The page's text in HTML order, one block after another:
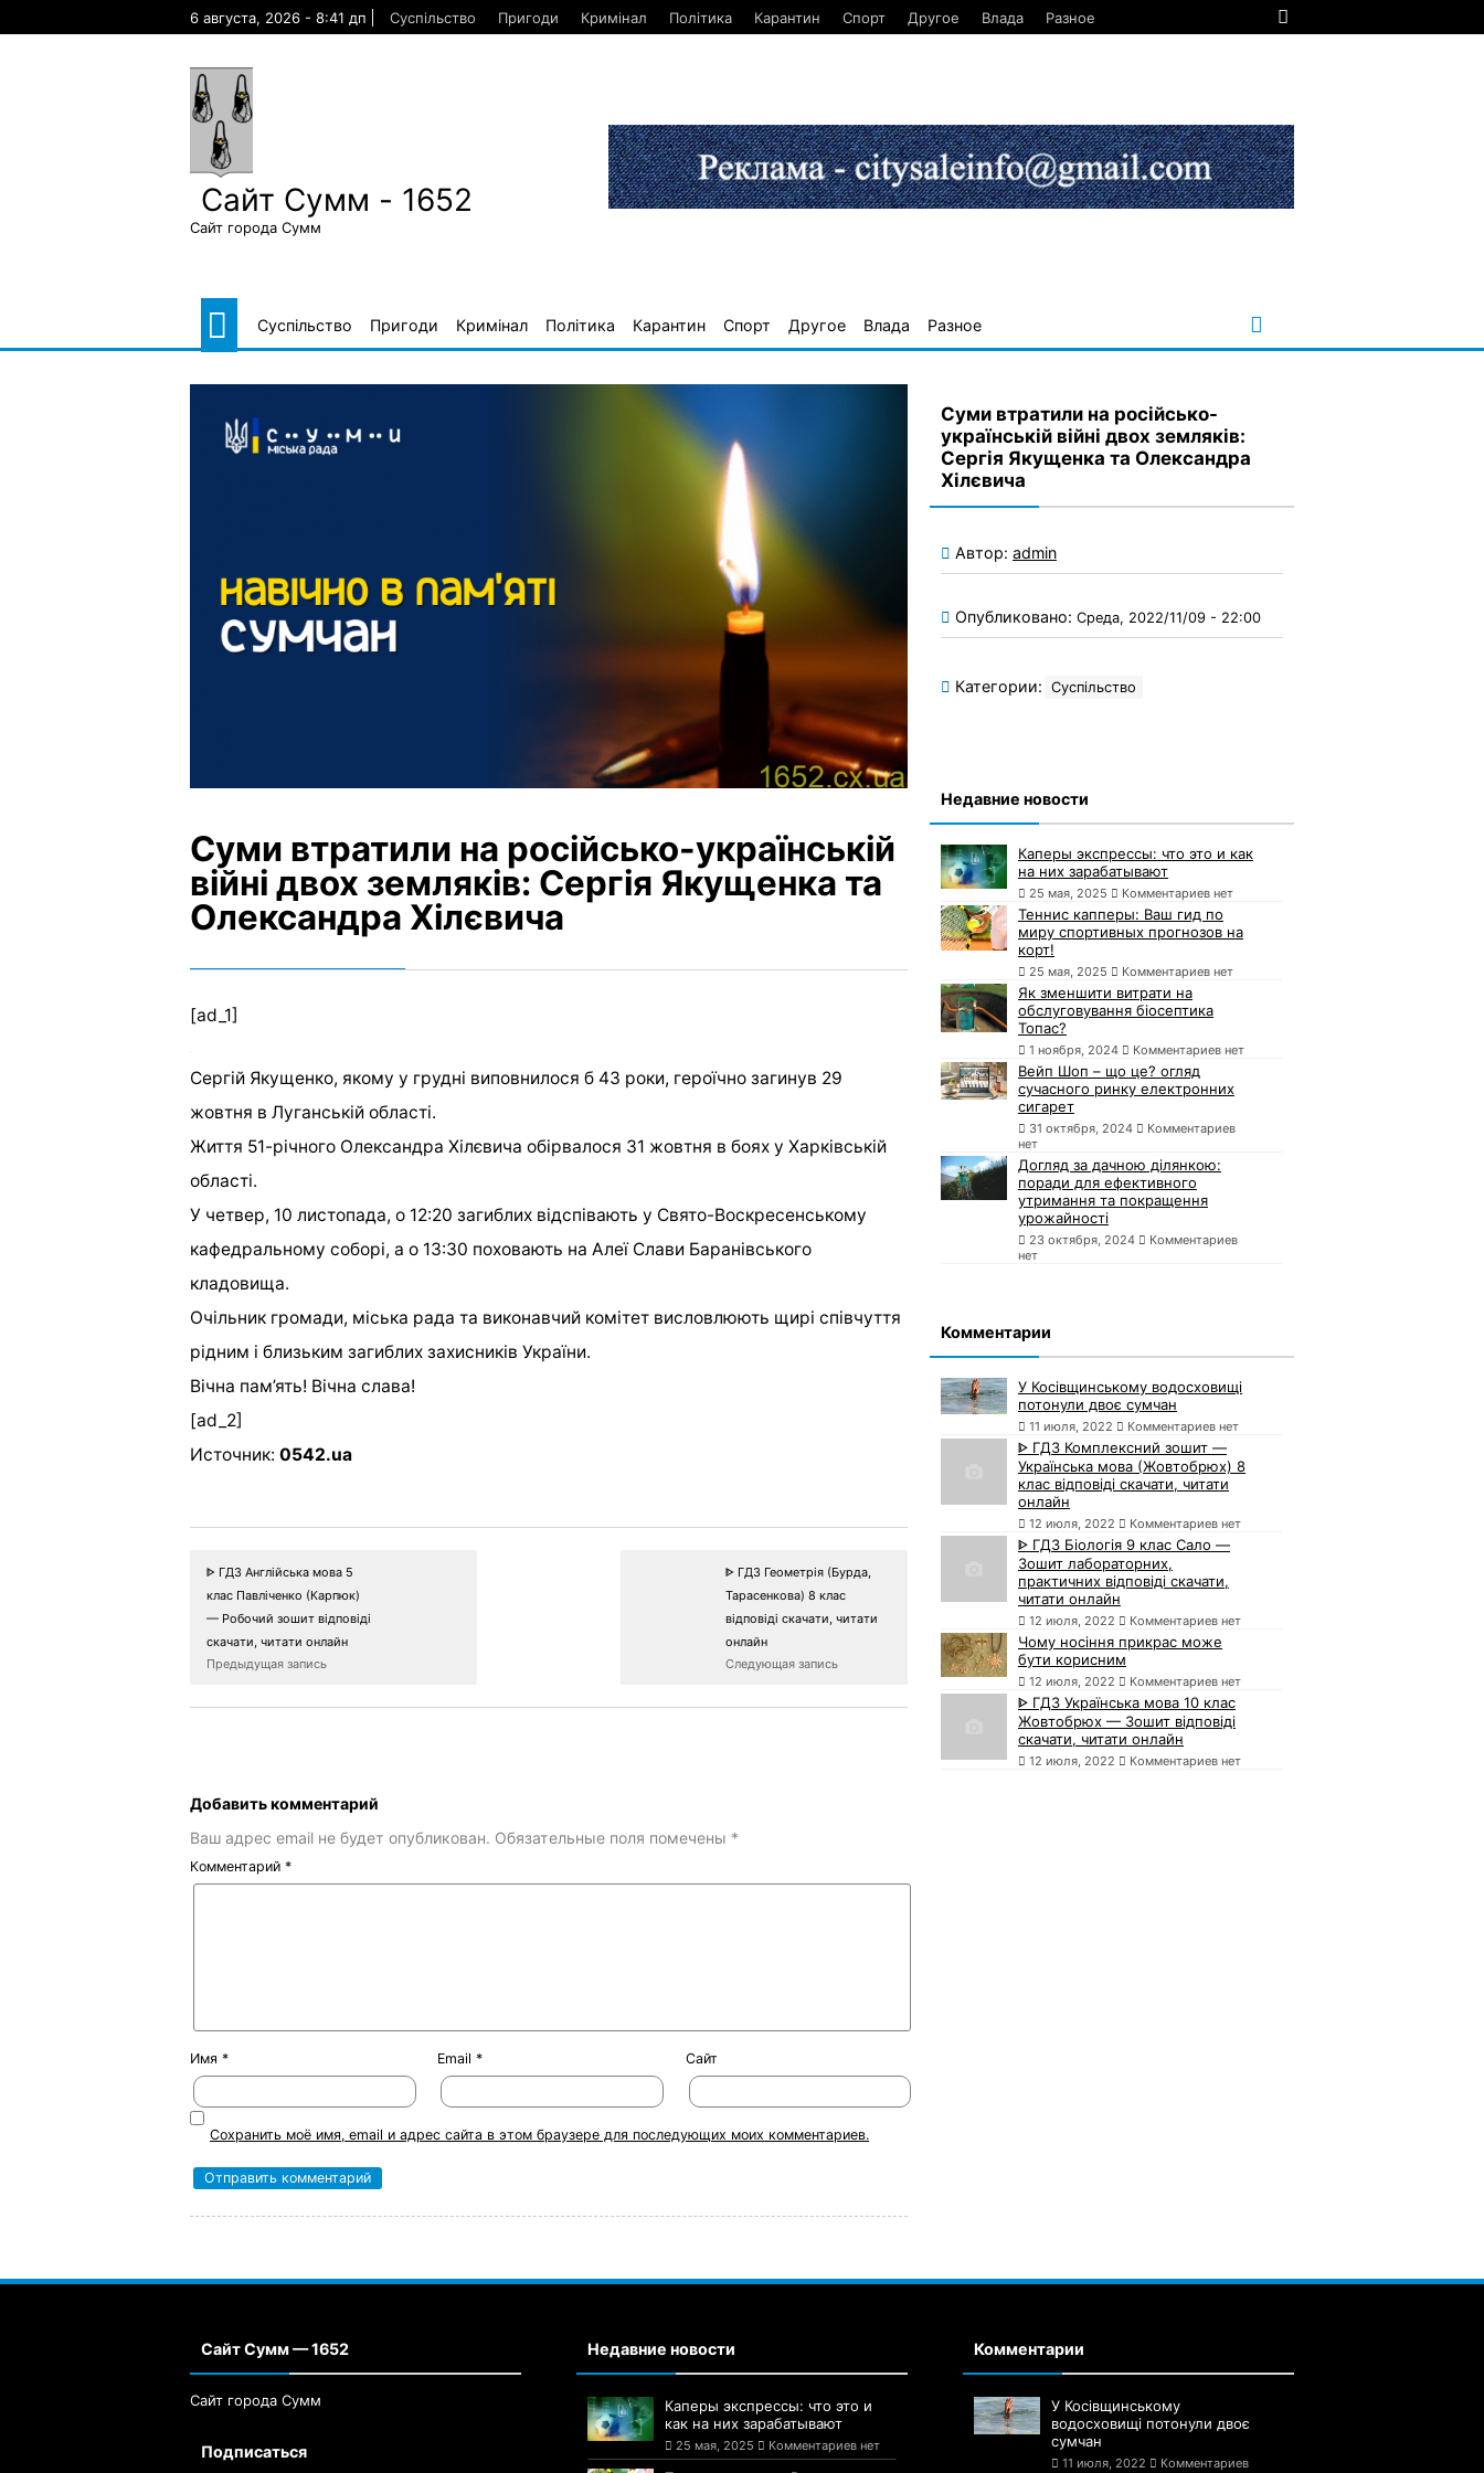
6 августа, 2026 - 8:41 дп Суспільство Пригоди Кримінал Політика Карантин Спорт Другое Влада Разное
Сайт Сумм - 1652
Сайт города Сумм
Суспільство Пригоди Кримінал Політика Карантин Спорт Другое Влада Разное
Суми втратили на російсько-українській
війні двох земляків: Сергія Якущенка та
Олександра Хілєвича
[ad_1]
Сергій Якущенко, якому у грудні виповнилося б 43 роки, героїчно загинув 29
жовтня в Луганській області.
Життя 51-річного Олександра Хілєвича обірвалося 31 жовтня в боях у Харківській
області.
У четвер, 10 листопада, о 12:20 загиблих відспівають у Свято-Воскресенському
кафедральному соборі, а о 13:30 поховають на Алеї Слави Баранівського
кладовища.
Очільник громади, міська рада та виконавчий комітет висловлюють щирі співчуття
рідним і близьким загиблих захисників України.
Вічна пам’ять! Вічна слава!
[ad_2]
Источник: 0542.ua
ᐈ ГДЗ Англійська мова 5
клас Павліченко (Карпюк)
— Робочий зошит відповіді
скачати, читати онлайн
Предыдущая запись
ᐈ ГДЗ Геометрія (Бурда,
Тарасенкова) 8 клас
відповіді скачати, читати
онлайн
Следующая запись
Добавить комментарий
Ваш адрес email не будет опубликован. Обязательные поля помечены *
Комментарий *
Имя * Email* Сайт
Сохранить моё имя, email и адрес сайта в этом браузере для последующих моих комментариев.
Суми втратили на російсько-
українській війні двох земляків:
Сергія Якущенка та Олександра
Хілєвича
Автор: admin
Опубликовано: Среда, 2022/11/09 - 22:00
Категории: Суспільство
Недавние новости
Каперы экспрессы: что это и как
на них зарабатывают
25 мая, 2025 Комментариев нет
Теннис капперы: Ваш гид по
миру спортивных прогнозов на
корт!
25 мая, 2025 Комментариев нет
Як зменшити витрати на
обслуговування біосептика
Топас?
1 ноября, 2024 Комментариев нет
Вейп Шоп – що це? огляд
сучасного ринку електронних
сигарет
31 октября, 2024
Комментариев
нет
Догляд за дачною ділянкою:
поради для ефективного
утримання та покращення
урожайності
23 октября, 2024
Комментариев
нет
Комментарии
У Косівщинському водосховищі
потонули двоє сумчан
11 июля, 2022 Комментариев нет
ᐈ ГДЗ Комплексний зошит —
Українська мова (Жовтобрюх) 8
клас відповіді скачати, читати
онлайн
12 июля, 2022 Комментариев нет
ᐈ ГДЗ Біологія 9 клас Сало —
Зошит лабораторних,
практичних відповіді скачати,
читати онлайн
12 июля, 2022 Комментариев нет
Чому носіння прикрас може
бути корисним
12 июля, 2022 Комментариев нет
ᐈ ГДЗ Українська мова 10 клас
Жовтобрюх — Зошит відповіді
скачати, читати онлайн
12 июля, 2022 Комментариев нет
Сайт Сумм — 1652
Сайт города Сумм
Подписаться
Недавние новости
Каперы экспрессы: что это и
как на них зарабатывают
25 мая, 2025 Комментариев нет
Комментарии
У Косівщинському
водосховищі потонули двоє
сумчан
11 июля, 2022
Комментариев